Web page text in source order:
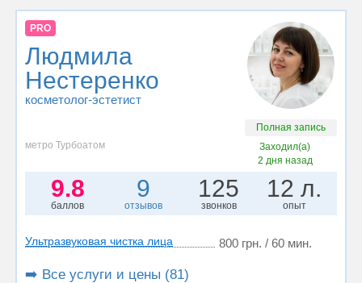
PRO
Людмила
Нестеренко
косметолог-эстетист
Полная запись
метро Турбоатом
Заходил(а)
2 дня назад
9.8
баллов
9
отзывов
125
звонков
12 л.
опыт
Ультразвуковая чистка лица 800 грн. / 60 мин.
➡️ Все услуги и цены (81)